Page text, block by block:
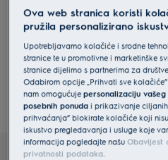
posuđa skriva se iza vrata
moderan izgled kuhinje – uz sve
značajke koje očekujete od
Prikaži sve potpuno
Ova web stranica koristi
pružila personalizirano
Upotrebljavamo kolačiće i srodne
stranice te u promotivne i marketinške
stranice dijelimo s partnerima za
Odabirom opcije „Prihvati sve
nam omogućujepersonalizaciju
posebnih ponuda i prikazivanje
prihvaćanja” blokirate kolačiće koji
iskustvo pregledavanja i usluge koje
informacija pogledajte našuObavijest
privatnosti podataka.